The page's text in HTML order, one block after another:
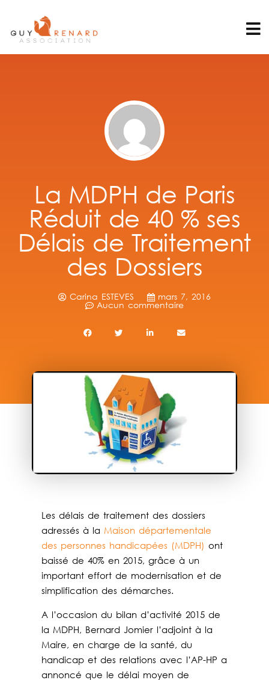
La MDPH de Paris
Réduit de 40 % ses
Délais de Traitement
des Dossiers
Carina ESTEVES
mars 7, 2016
Aucun commentaire
Les délais de traitement des dossiers
adressés à la Maison départementale
des personnes handicapées (MDPH) ont
baissé de 40% en 2015, grâce à un
important effort de modernisation et de
simplification des démarches.
A l’occasion du bilan d’activité 2015 de
la MDPH, Bernard Jomier l’adjoint à la
Maire, en charge de la santé, du
handicap et des relations avec l’AP-HP a
annoncé que le délai moyen de